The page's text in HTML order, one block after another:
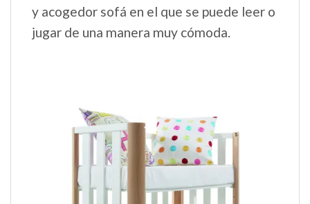
y acogedor sofá en el que se puede leer o
jugar de una manera muy cómoda.